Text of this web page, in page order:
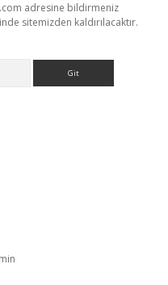
adresine bildirmeniz
sitemizden kaldırılacaktır.